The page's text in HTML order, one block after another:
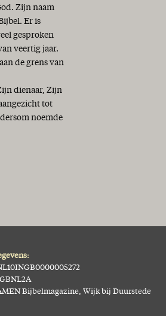
Zijn naam
Er is
gesproken
veertig jaar.
de grens van
dienaar, Zijn
tot
noemde
Bijbelmagazine, Wijk bij Duurstede